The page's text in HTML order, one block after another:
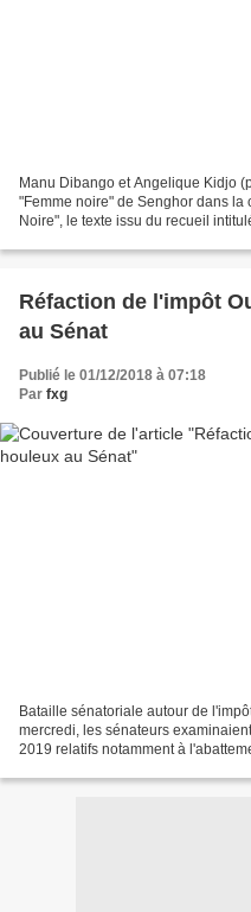
Manu Dibango et Angelique Kidjo
"Femme noire" de Senghor dans la
Noire", le texte issu du recueil
Réfaction de l'impôt
au Sénat
Publié le 01/12/2018 à 07:18
Par fxg
Bataille sénatoriale autour de
mercredi, les sénateurs
2019 relatifs notamment à